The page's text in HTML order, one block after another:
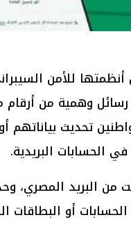
للأمن
وهمية من أرقام
تحديث بياناتهم
الحسابات البريدية.
من البريد المصري،
أو البطاقات